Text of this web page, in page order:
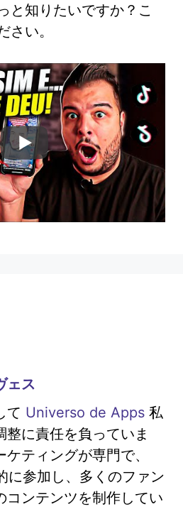
と知りたいですか？こ
さい。
ェス
て Universo de Apps 私
に責任を負っていま
ティングが専門で、
に参加し、多くのファン
コンテンツを制作してい